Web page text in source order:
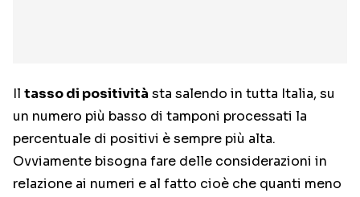
Il tasso di positività sta salendo in tutta Italia, su
un numero più basso di tamponi processati la
percentuale di positivi è sempre più alta.
Ovviamente bisogna fare delle considerazioni in
relazione ai numeri e al fatto cioè che quanti meno